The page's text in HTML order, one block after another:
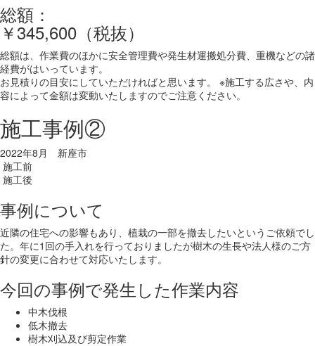
総額：
￥345,600（税抜）
総額は、作業費のほかに安全管理費や発生材運搬処分費、重機などの諸
経費がはいっています。
お見積りの目安にしていただければと思います。 ※施工する広さや、内
容によって金額は変動いたしますのでご注意ください。
施工事例②
2022年8月 新座市
施工前
施工後
事例について
近隣の住宅への影響もあり、植栽の一部を撤去したいというご依頼でし
た。年に1回の手入れを行っておりましたが樹木の生長や法人様のご方
針の変更に合わせて対応いたします。
今回の事例で発生した作業内容
中木伐根
低木撤去
樹木刈込及び剪定作業